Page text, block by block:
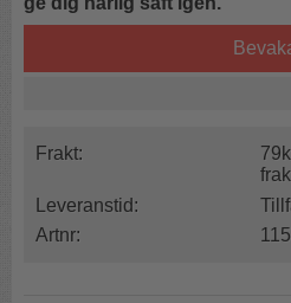
Frakt:
Leveranstid:
Artnr: